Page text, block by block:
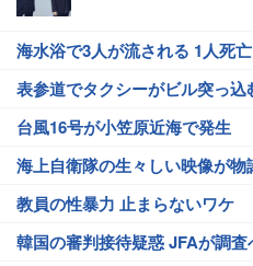
海水浴で3人が流される 1人死亡
表参道でタクシーがビル突っ込
台風16号が小笠原近海で発生
海上自衛隊の生々しい映像が物
教員の性暴力 止まらないワケ
韓国の審判接待疑惑 JFAが調査